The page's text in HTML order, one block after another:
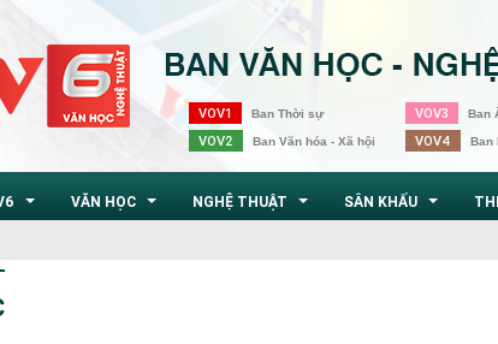
VOV1 Ban Thời sự
VOV2 Ban Văn hóa - Xã hội
VOV3 Ban
VOV4 Ban
VĂN HỌC NGHỆ THUẬT SÂN KHẤU